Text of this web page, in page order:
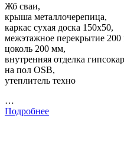
Жб сваи,
крыша металлочерепица,
каркас сухая доска 150х50,
межэтажное перекрытие
цоколь 200 мм,
внутренняя отделка
на пол OSB,
утеплитель техно
…
Подробнее